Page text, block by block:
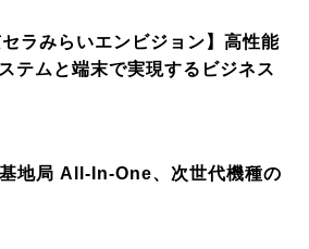
セラみらいエンビジョン】高性能
テムと端末で実現するビジネス
地局 All-In-One、次世代機種の